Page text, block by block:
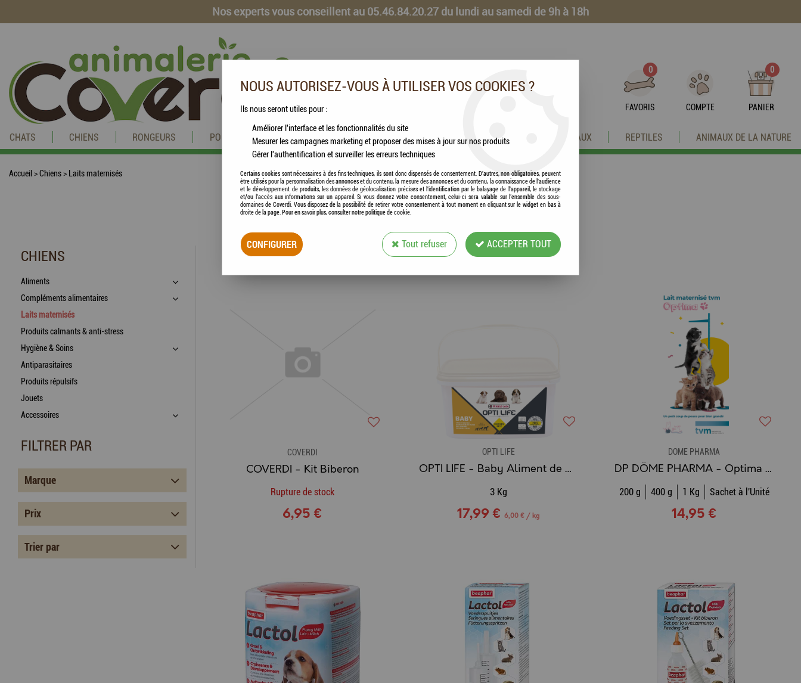
Nos experts vous conseillent au 05.46.84.20.27 du lundi au samedi de 9h à 18h
0
FAVORIS COMPTE
0
PANIER
CHATS CHIENS RONGEURS POISSONS CHEVAUX VOLAILLES ANIMAUX DE LA FERME OISEAUX REPTILES ANIMAUX DE LA NATURE
Accueil >Chiens> Laits maternisés
LAITS MATERNISÉS
CHIENS
Aliments
Compléments alimentaires
Laits maternisés
Produits calmants & anti-stress
Hygiène & Soins
Antiparasitaires
Produits répulsifs
Jouets
Accessoires
FILTRER PAR
Marque
Prix
Trier par
6 articles sur6
COVERDI
COVERDI - Kit Biberon
Rupture de stock
6,95 €
OPTI LIFE
OPTI LIFE - Baby Aliment de sevrage Poulet & Riz
3 Kg
17,99 € 6,00 € / kg
DÔME PHARMA
DP DÔME PHARMA - Optima Lait Maternisé
200 g 400 g 1 Kg Sachet à l'Unité
14,95 €
NOUS AUTORISEZ-VOUS À UTILISER VOS COOKIES ?
Ils nous seront utiles pour :
Améliorer l'interface et les fonctionnalités du site
Mesurer les campagnes marketing et proposer des mises à jour sur nos produits
Gérer l'authentification et surveiller les erreurs techniques
Certains cookies sont nécessaires à des fins techniques, ils sont donc dispensés de consentement. D'autres, non obligatoires, peuvent
être utilisés pour la personnalisation des annonces et du contenu, la mesure des annonces et du contenu, la connaissance de l'audience
et le développement de produits, les données de géolocalisation précises et l'identification par le balayage de l'appareil, le stockage
et/ou l'accès aux informations sur un appareil. Si vous donnez votre consentement, celui-ci sera valable sur l’ensemble des sous-
domaines de Coverdi. Vous disposez de la possibilité de retirer votre consentement à tout moment en cliquant sur le widget en bas à
droite de la page. Pour en savoir plus, consulter notre politique de cookie.
CONFIGURER Tout refuser ACCEPTER TOUT